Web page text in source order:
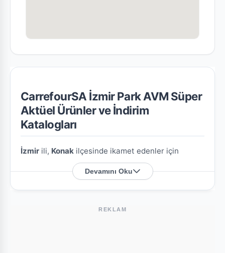
CarrefourSA İzmir Park AVM Süper
Aktüel Ürünler ve İndirim
Katalogları
İzmir ili, Konak ilçesinde ikamet edenler için
CarrefourSA İzmir Park AVM Süperşubesine özel
en güncel indirim broşürlerini ve aktüel ürün
fırsatlarını bu sayfada derledik.
CarrefourSA İzmir Park AVM Süper
Devamını Oku
REKLAM